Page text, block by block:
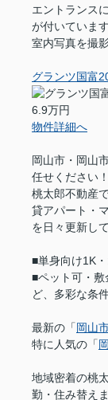
エントランス
が付いています
室内写真を撮
グランツ国富
6.9万円
物件詳細へ
岡山市・岡山
任せください！
桃太郎不動産
貸アパート・
を日々更新し
■単身向け1K
■ペット可・
ど、多彩な条
最新の「 岡山
特に人気の「
地域密着の桃
勤・住み替え